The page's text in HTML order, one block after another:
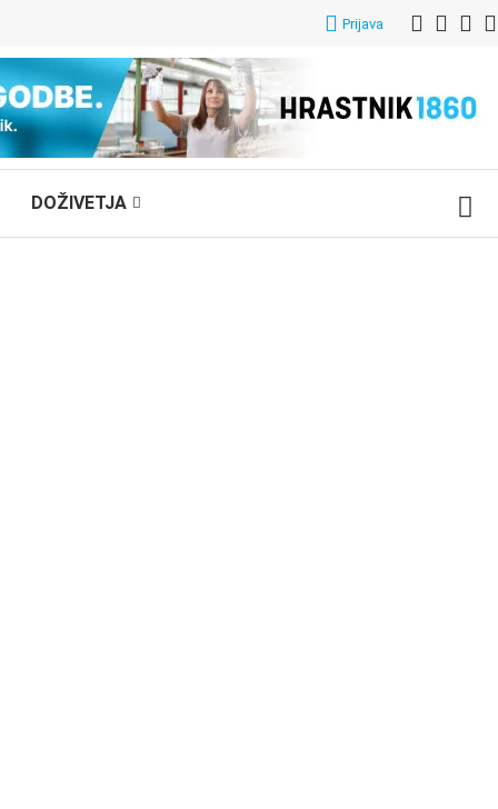
Prijava
DOŽIVETJA